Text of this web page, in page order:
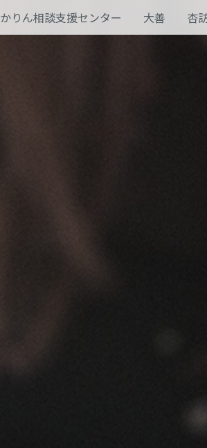
かりん相談支援センター 大善 杏